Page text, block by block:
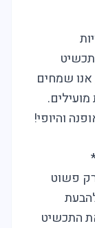
שמחים
והיופי!
פשוט
התכשיט